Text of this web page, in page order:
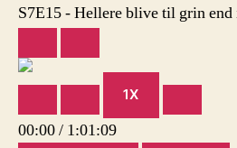
S7E15 - Hellere blive til grin
EPISODE
10
SECONDS
1X
30
00:00/ 1:01:09